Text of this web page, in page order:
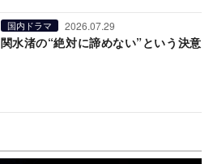
国内ドラマ 2026.07.29
関水渚の“絶対に諦めない”という決意